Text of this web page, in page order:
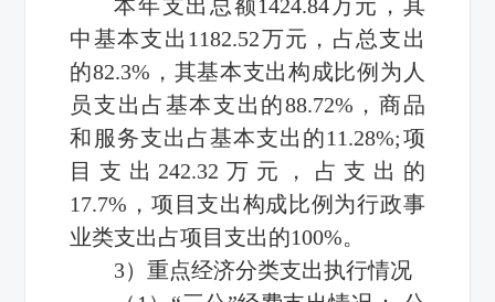
本年支出总额1424.84万元，其
中基本支出1182.52万元，占总支出
的82.3%，其基本支出构成比例为人
员支出占基本支出的88.72%，商品
和服务支出占基本支出的11.28%;项
目支出242.32万元，占支出的
17.7%，项目支出构成比例为行政事
业类支出占项目支出的100%。
3）重点经济分类支出执行情况